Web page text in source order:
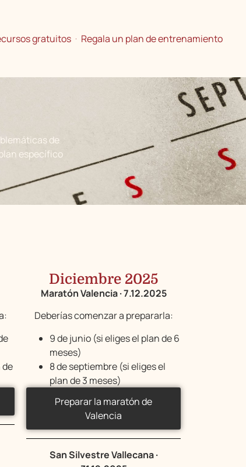
gratuitos Regala un plan de entrenamiento
de
específico
de
Diciembre 2025
Maratón Valencia · 7.12.2025
Deberías comenzar a prepararla:
9 de junio (si eliges el plan de 6
meses)
8 de septiembre (si eliges el
plan de 3 meses)
Preparar la maratón de
Valencia
San Silvestre Vallecana ·